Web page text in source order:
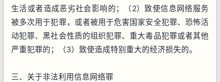
生活或者造成恶劣社会影响的；（2）致使信息网络服务
被多次用于犯罪，或者被用于危害国家安全犯罪、恐怖活
动犯罪、黑社会性质的组织犯罪、重大毒品犯罪或者其他
严重犯罪的；（3）致使造成特别重大的经济损失的。
三、关于非法利用信息网络罪